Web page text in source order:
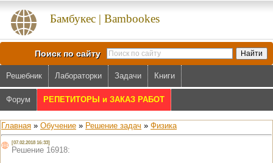
Бамбукес | Bambookes
Поиск по сайту
Решебник Лабораторки Задачи Книги
Форум РЕПЕТИТОРЫ и ЗАКАЗ РАБОТ
Главная » Обучение » Решение задач » Физика
[07.02.2018 16:33]
Решение 16918: